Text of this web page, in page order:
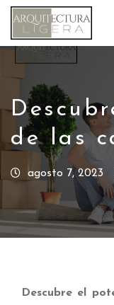
de las
agosto 7, 2023
Descubre el